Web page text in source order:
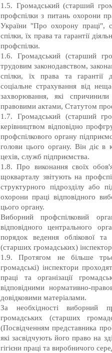
1.5. Громадський (старший
профспілки з питань охорони
України "Про охорону праці",
спілки, їх права та гарантії
профспілки.
1.6. Громадський (старший
трудовим законодавством,
спілки, їх права та гарантії
соціальне страхування від
захворювання, які
правовими актами, Статутом
1.7. Громадський (старший
керівництвом відповідно
профспілкового органу
голови цього органу. Він діє в
цехів, служб підприємства.
1.8. Про виконання своїх
щокварталу звітують на
структурного підрозділу або
охорони праці відповідного
цього органу.
Виборний профспілковий
відповідного центрального
порядок ведення облікової
(старших громадських)
1.9. Протягом не більше
громадські) інспектори
праці та організації
відповідними нормативно-
довідковими матеріалами.
За необхідності виборний
громадських (старших
(Посвідченням представника
які засвідчують його право на
гігієни праці та виробничого